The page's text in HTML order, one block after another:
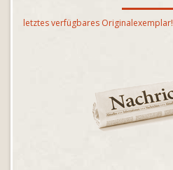
letztes verfügbares Originalexemplar!